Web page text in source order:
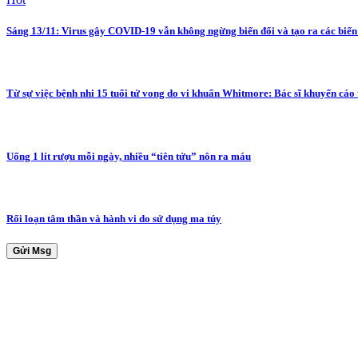
Sáng 13/11: Virus gây COVID-19 vẫn không ngừng biến đổi và tạo ra các
Từ sự việc bệnh nhi 15 tuổi tử vong do vi khuẩn Whitmore: Bác sĩ khuyến
Uống 1 lít rượu mỗi ngày, nhiều “tiên tửu” nôn ra máu
Rối loạn tâm thần và hành vi do sử dụng ma túy
Gửi Msg